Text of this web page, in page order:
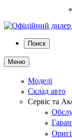
Поиск
Меню
Моделі
Склад авто
Сервіс та